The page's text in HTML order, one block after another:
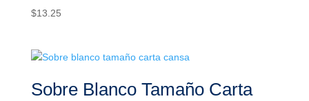
$13.25
Sobre Blanco Tamaño Carta